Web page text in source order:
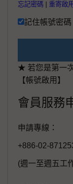
忘記密碼 重寄啟
記住帳號密碼
★ 若您是第一
【帳號啟用】
會員服務
申請專線：
+886-02-
(週一至週五工